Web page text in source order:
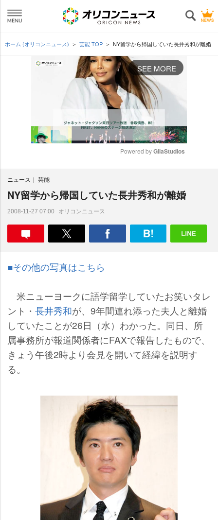
ホーム (オリコンニュース) 芸能 TOP NY留学から帰国していた長井秀和が離婚
SEE MORE
e
Powered by GliaStudios
ニュース 芸能
NY留学から帰国していた長井秀和が離婚
2008-11-27 07:00 オリコンニュース
■その他の写真はこちら
米ニューヨークに語学留学していたお笑いタレ
ント・ 長井秀和が、9年間連れ添った夫人と離婚
していたことが26日（水）わかった。同日、所
属事務所が報道関係者にFAXで報告したもので、
きょう午後2時より会見を開いて経緯を説明す
る。